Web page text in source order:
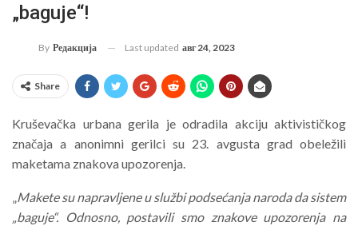
„baguje“!
By Редакција Last updated авг 24, 2023
Share
Kruševačka urbana gerila je odradila akciju aktivističkog
značaja a anonimni gerilci su 23. avgusta grad obeležili
maketama znakova upozorenja.
„Makete su napravljene u službi podsećanja naroda da sistem
„baguje“. Odnosno, postavili smo znakove upozorenja na